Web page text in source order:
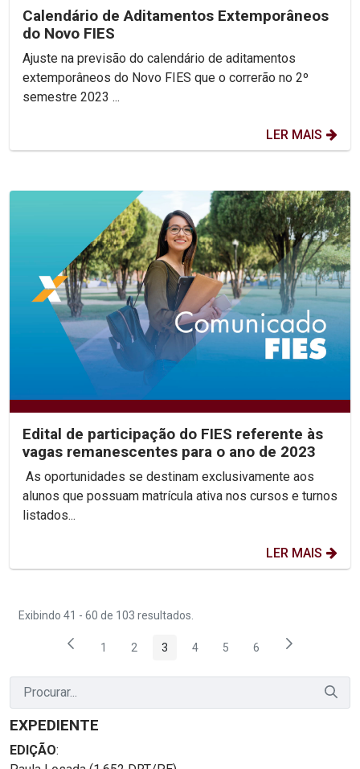
Calendário de Aditamentos Extemporâneos
do Novo FIES
Ajuste na previsão do calendário de aditamentos
extemporâneos do Novo FIES que o correrão no 2º
semestre 2023 ...
LER MAIS
Edital de participação do FIES referente às
vagas remanescentes para o ano de 2023
As oportunidades se destinam exclusivamente aos
alunos que possuam matrícula ativa nos cursos e turnos
listados...
LER MAIS
Exibindo 41 - 60 de 103 resultados.
Página
1 Página
2 Página
3 Página
4 Página
5 Página
6
EXPEDIENTE
EDIÇÃO: